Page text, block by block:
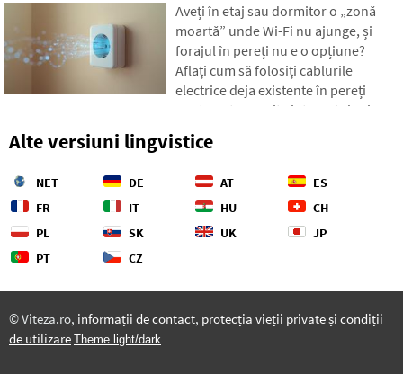
uriașă dintre estimările noastre și
realitate și oferim patru pași concreți
pentru a avea cheltuielile sub un
control mai mare.
Aveți în etaj sau dormitor o „zonă
moartă” unde Wi-Fi nu ajunge, și
forajul în pereți nu e o opțiune?
Aflați cum să folosiți cablurile
electrice deja existente în pereți
pentru a transmite internetul prin
arăta cum funcționează un adaptor
streamingului 4K și jocurilor și la ce
să fiți atenți la distribuțiile mai vechi
din aluminiu.
Alte versiuni lingvistice
NET DE AT
ES
FR
IT HU
CH
PL
SK UK
JP
PT
CZ
© Viteza.ro, informații de contact, protecția vieții private și condiții
de utilizare Theme light/dark